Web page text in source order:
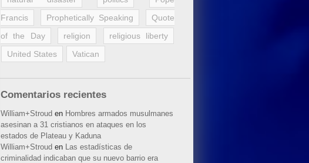
Francis
Prophetically Speaking
Quote
of the Day
religion
religious liberty
United States
Vatican
Comentarios recientes
William+Stroud en Hombres armados musulmanes
asesinan a 31 cristianos en ataques en los
estados de Plateau y Kaduna
William+Stroud en Las estadísticas de
criminalidad indicaban que su nuevo barrio era